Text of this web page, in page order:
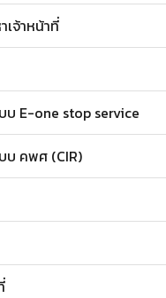
เจ้าหน้าที่
บ E-one stop service
บ คพศ (CIR)